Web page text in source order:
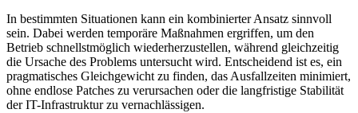
In bestimmten Situationen kann ein kombinierter Ansatz sinnvoll
sein. Dabei werden temporäre Maßnahmen ergriffen, um den
Betrieb schnellstmöglich wiederherzustellen, während gleichzeitig
die Ursache des Problems untersucht wird. Entscheidend ist es, ein
pragmatisches Gleichgewicht zu finden, das Ausfallzeiten minimiert,
ohne endlose Patches zu verursachen oder die langfristige Stabilität
der IT-Infrastruktur zu vernachlässigen.